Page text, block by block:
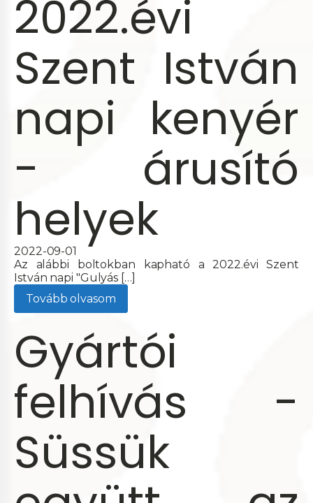
2022.évi
Szent István
napi kenyér
- árusító
helyek
2022-09-01
Az alábbi boltokban kapható a 2022.évi Szent
István napi "Gulyás […]
Tovább olvasom
Gyártói
felhívás -
Süssük